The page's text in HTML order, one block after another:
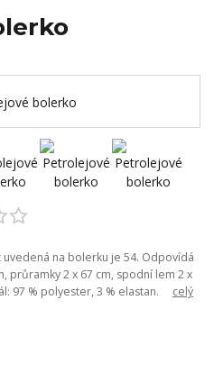
na bolerku je 54. Odpovídá
průramky 2 x 67 cm, spodní lem 2 x
97 % polyester, 3 % elastan. celý